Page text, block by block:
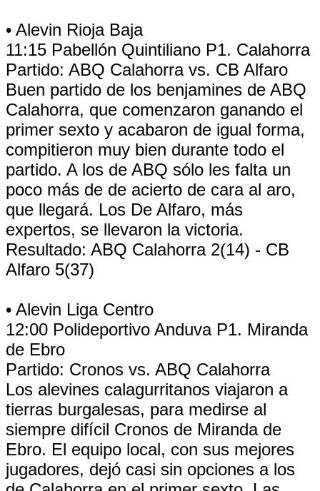
• Alevin Rioja Baja
11:15 Pabellón Quintiliano P1. Calahorra
Partido: ABQ Calahorra vs. CB Alfaro
Buen partido de los benjamines de ABQ
Calahorra, que comenzaron ganando el
primer sexto y acabaron de igual forma,
compitieron muy bien durante todo el
partido. A los de ABQ sólo les falta un
poco más de de acierto de cara al aro,
que llegará. Los De Alfaro, más
expertos, se llevaron la victoria.
Resultado: ABQ Calahorra 2(14) - CB
Alfaro 5(37)
• Alevin Liga Centro
12:00 Polideportivo Anduva P1. Miranda
de Ebro
Partido: Cronos vs. ABQ Calahorra
Los alevines calagurritanos viajaron a
tierras burgalesas, para medirse al
siempre difícil Cronos de Miranda de
Ebro. El equipo local, con sus mejores
jugadores, dejó casi sin opciones a los